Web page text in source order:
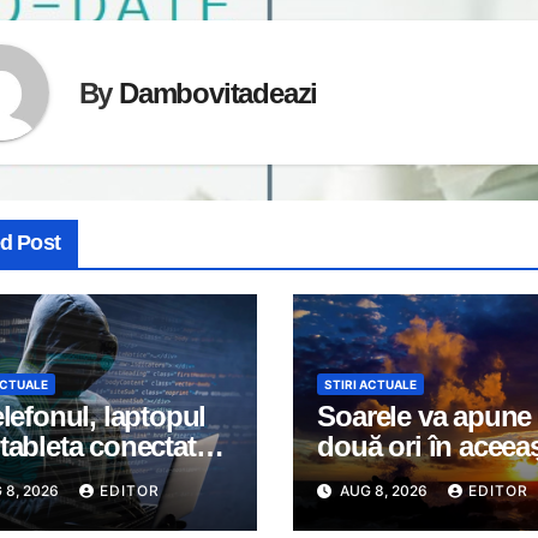
By Dambovitadeazi
Post
laptopul
conectate
DNSC
asupra
8, 2026 EDITOR
STIRI ACTUALE
Soarele va apune
două ori în
seară. Un
va întrerupe
AUG 8, 2026 EDITOR